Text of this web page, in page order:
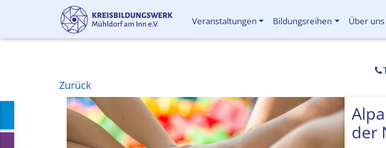
Veranstaltungen Bildungsreihen Über uns
Zurück
der